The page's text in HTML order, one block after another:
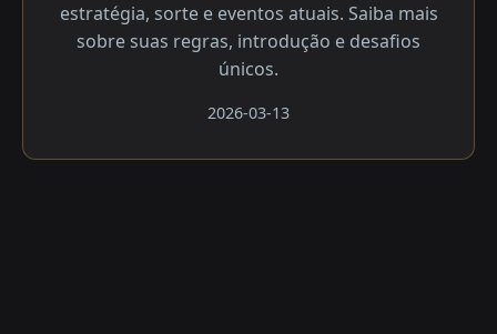
estratégia, sorte e eventos atuais. Saiba mais
sobre suas regras, introdução e desafios
únicos.
2026-03-13